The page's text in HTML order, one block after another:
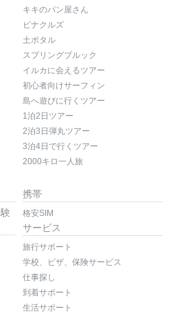
キキのパン屋さん
ピナクルズ
土ボタル
スプリングブルック
イルカに会えるツアー
初心者向けサーフィン
島へ遊びに行くツアー
1泊2日ツアー
2泊3日弾丸ツアー
3泊4日で行くツアー
2000キロ一人旅
携帯
格安SIM
サービス
旅行サポート
学校、ビザ、保険サービス
仕事探し
到着サポート
生活サポート